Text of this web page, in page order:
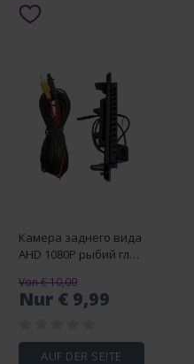
Камера заднего вида
AHD 1080P рыбий глаз
багажника
автомобиля Benz
S205
C180/200/220/280/300/350
Von € 10,00
Nur € 9,99
AUF DER SEITE